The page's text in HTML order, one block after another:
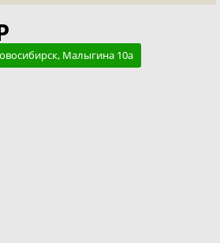
Малыгина 10а